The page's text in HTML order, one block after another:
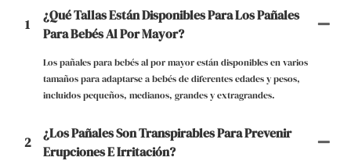
1
¿Qué Tallas Están Disponibles Para Los Pañales
Para Bebés Al Por Mayor?
Los pañales para bebés al por mayor están disponibles en varios
tamaños para adaptarse a bebés de diferentes edades y pesos,
incluidos pequeños, medianos, grandes y extragrandes.
2
¿Los Pañales Son Transpirables Para Prevenir
Erupciones E Irritación?